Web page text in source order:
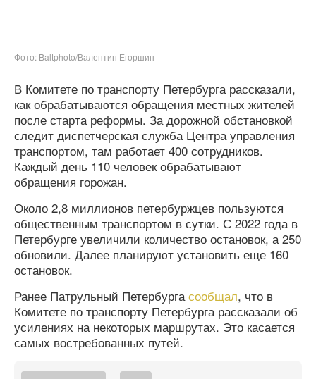
Фото: Baltphoto/Валентин Егоршин
В Комитете по транспорту Петербурга рассказали,
как обрабатываются обращения местных жителей
после старта реформы. За дорожной обстановкой
следит диспетчерская служба Центра управления
транспортом, там работает 400 сотрудников.
Каждый день 110 человек обрабатывают
обращения горожан.
Около 2,8 миллионов петербуржцев пользуются
общественным транспортом в сутки. С 2022 года в
Петербурге увеличили количество остановок, а 250
обновили. Далее планируют установить еще 160
остановок.
Ранее Патрульный Петербургасообщал, что в
Комитете по транспорту Петербурга рассказали об
усилениях на некоторых маршрутах. Это касается
самых востребованных путей.